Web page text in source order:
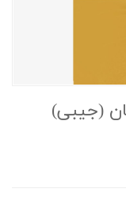
(جیبی)